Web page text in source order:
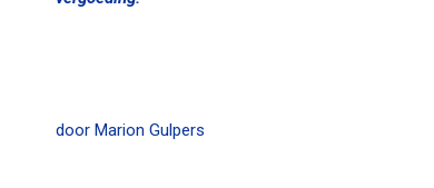
door Marion Gulpers